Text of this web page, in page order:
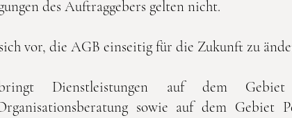
des Auftraggebers gelten nicht.
vor, die AGB einseitig für die Zukunft zu
Dienstleistungen auf dem Gebiet
sowie auf dem Gebiet